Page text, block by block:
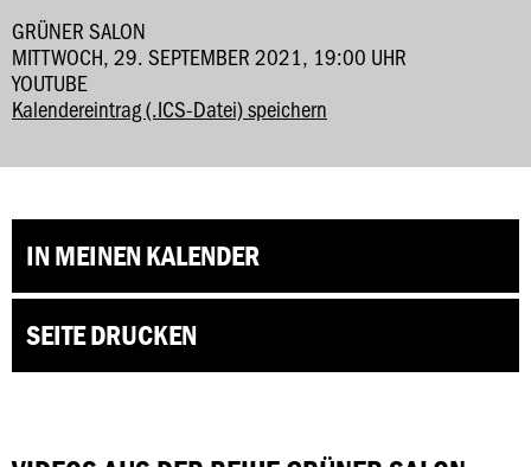
GRÜNER SALON
MITTWOCH, 29. SEPTEMBER 2021, 19:00 UHR
YOUTUBE
Kalendereintrag (.ICS-Datei) speichern
IN MEINEN KALENDER
SEITE DRUCKEN